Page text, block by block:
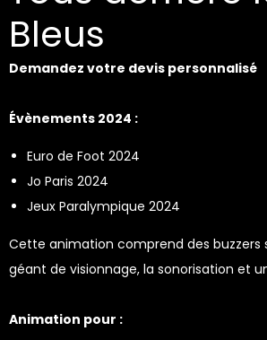
Bleus
Demandez votre devis personnalisé
Évènements 2024 :
Euro de Foot 2024
Jo Paris 2024
Jeux Paralympique 2024
Cette animation comprend des buzzers
géant de visionnage, la sonorisation et
Animation pour :